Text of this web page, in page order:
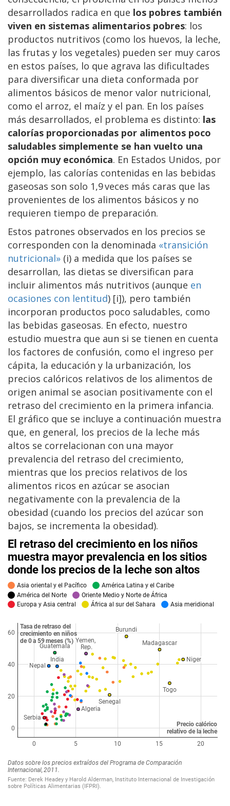
desarrollados radica en que los pobres también
viven en sistemas alimentarios pobres: los
productos nutritivos (como los huevos, la leche,
las frutas y los vegetales) pueden ser muy caros
en estos países, lo que agrava las dificultades
para diversificar una dieta conformada por
alimentos básicos de menor valor nutricional,
como el arroz, el maíz y el pan. En los países
más desarrollados, el problema es distinto: las
calorías proporcionadas por alimentos poco
saludables simplemente se han vuelto una
opción muy económica. En Estados Unidos, por
ejemplo, las calorías contenidas en las bebidas
gaseosas son solo 1,9 veces más caras que las
provenientes de los alimentos básicos y no
requieren tiempo de preparación.
Estos patrones observados en los precios se
corresponden con la denominada «transición
nutricional» (i) a medida que los países se
desarrollan, las dietas se diversifican para
incluir alimentos más nutritivos (aunque en
ocasiones con lentitud) [i]), pero también
incorporan productos poco saludables, como
las bebidas gaseosas. En efecto, nuestro
estudio muestra que aun si se tienen en cuenta
los factores de confusión, como el ingreso per
cápita, la educación y la urbanización, los
precios calóricos relativos de los alimentos de
origen animal se asocian positivamente con el
retraso del crecimiento en la primera infancia.
El gráfico que se incluye a continuación muestra
que, en general, los precios de la leche más
altos se correlacionan con una mayor
prevalencia del retraso del crecimiento,
mientras que los precios relativos de los
alimentos ricos en azúcar se asocian
negativamente con la prevalencia de la
obesidad (cuando los precios del azúcar son
bajos, se incrementa la obesidad).